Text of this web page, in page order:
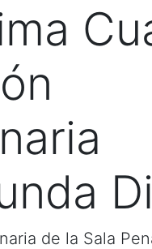
de la Sala